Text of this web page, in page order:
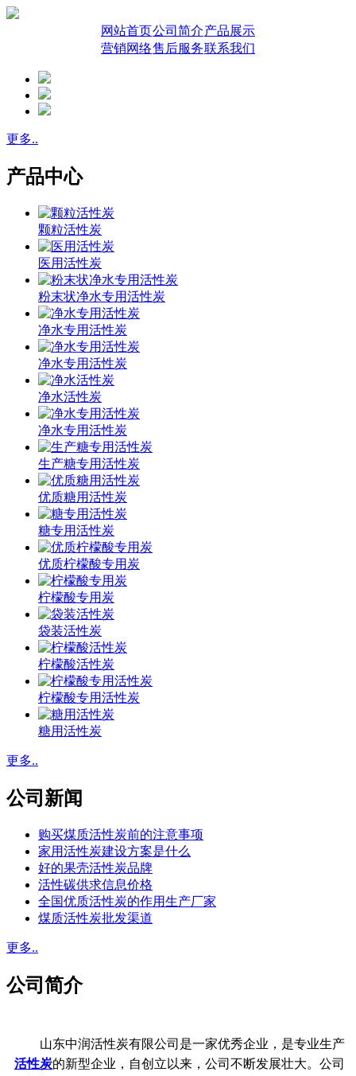
网站首页公司简介产品展示
营销网络售后服务联系我们
更多..
产品中心
颗粒活性炭
医用活性炭
粉末状净水专用活性炭
净水专用活性炭
净水专用活性炭
净水活性炭
净水专用活性炭
生产糖专用活性炭
优质糖用活性炭
糖专用活性炭
优质柠檬酸专用炭
柠檬酸专用炭
袋装活性炭
柠檬酸活性炭
柠檬酸专用活性炭
糖用活性炭
更多..
公司新闻
购买煤质活性炭前的注意事项
家用活性炭建设方案是什么
好的果壳活性炭品牌
活性碳供求信息价格
全国优质活性炭的作用生产厂家
煤质活性炭批发渠道
更多..
公司简介
山东中润活性炭有限公司是一家优秀企业，是专业生产
活性炭的新型企业，自创立以来，公司不断发展壮大。公司